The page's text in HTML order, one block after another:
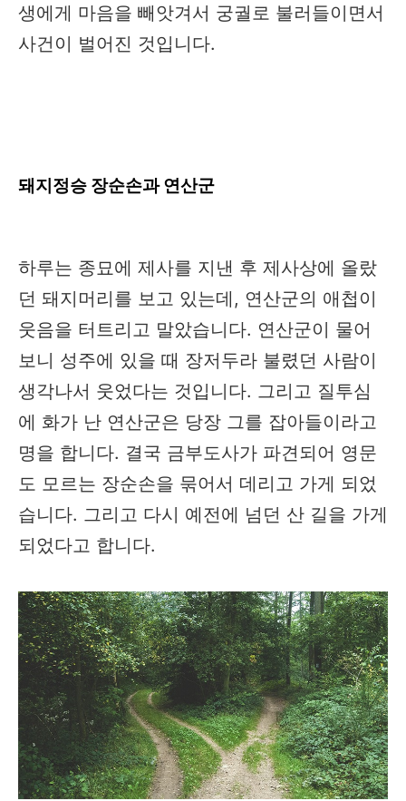
생에게 마음을 빼앗겨서 궁궐로 불러들이면서
사건이 벌어진 것입니다.
돼지정승 장순손과 연산군
하루는 종묘에 제사를 지낸 후 제사상에 올랐
던 돼지머리를 보고 있는데, 연산군의 애첩이
웃음을 터트리고 말았습니다. 연산군이 물어
보니 성주에 있을 때 장저두라 불렸던 사람이
생각나서 웃었다는 것입니다. 그리고 질투심
에 화가 난 연산군은 당장 그를 잡아들이라고
명을 합니다. 결국 금부도사가 파견되어 영문
도 모르는 장순손을 묶어서 데리고 가게 되었
습니다. 그리고 다시 예전에 넘던 산 길을 가게
되었다고 합니다.